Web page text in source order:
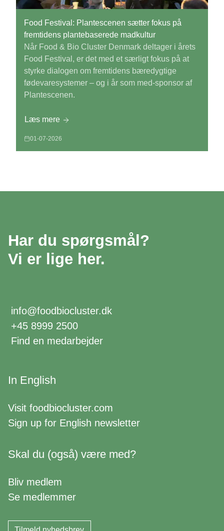
Food Festival: Plantescenen sætter fokus på
fremtidens plantebaserede madkultur
Når Food & Bio Cluster Denmark deltager i årets
Food Festival, er det med et særligt fokus på at
styrke dialogen om fremtidens bæredygtige
fødevaresystemer – og i år som med-sponsor af
Plantescenen.
Læs mere
01-07-2026
Har du spørgsmål?
Vi er lige her.
info@foodbiocluster.dk
+45 8999 2500
Find en medarbejder
In English
Visit foodbiocluster.com
Sign up for English newsletter
Skal du (også) være med?
Bliv medlem
Se medlemmer